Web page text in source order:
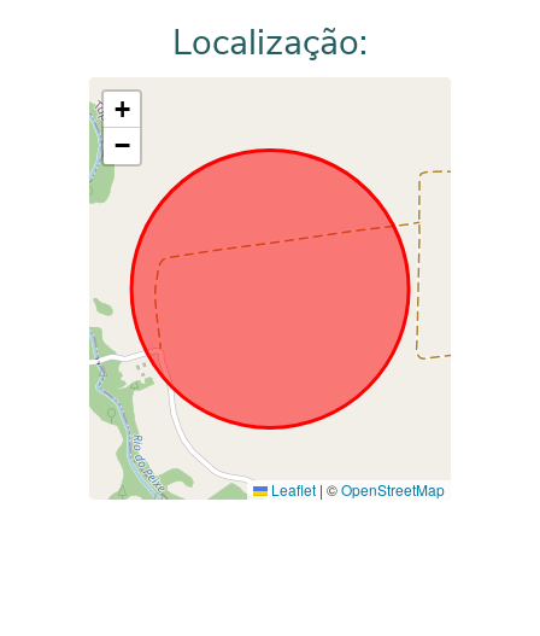
Localização:
+
−
Leaflet | ©OpenStreetMap